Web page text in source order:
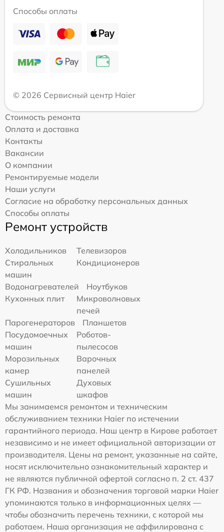
Способы оплаты
© 2026 Сервисный центр Haier
Стоимость ремонта
Оплата и доставка
Контакты
Вакансии
О компании
Ремонтируемые модели
Наши услуги
Согласие на обработку персональных данных
Способы оплаты
Ремонт устройств
Холодильников
Телевизоров
Стиральных
машин
Кондиционеров
Водонагревателей
Ноутбуков
Кухонных плит
Микроволновых
печей
Парогенераторов
Планшетов
Посудомоечных
машин
Роботов-
пылесосов
Морозильных
камер
Варочных
панелей
Сушильных
машин
Духовых
шкафов
Мы занимаемся ремонтом и техническим
обслуживанием техники Haier по истечении
гарантийного периода. Наш центр в Кирове работает
независимо и не имеет официальной авторизации от
производителя. Цены на ремонт, указанные на сайте,
носят исключительно ознакомительный характер и
не являются публичной офертой согласно п. 2 ст. 437
ГК РФ. Названия и обозначения торговой марки Haier
упоминаются только в информационных целях —
чтобы обозначить перечень техники, с которой мы
работаем. Наша организация не аффилирована с